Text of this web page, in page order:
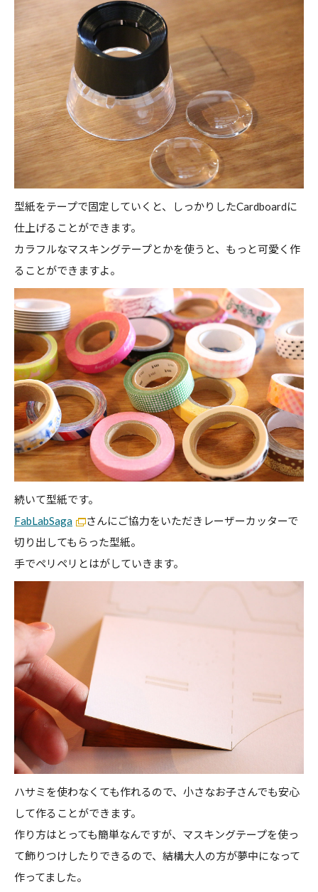
型紙をテープで固定していくと、しっかりしたCardboardに
仕上げることができます。
カラフルなマスキングテープとかを使うと、もっと可愛く作
ることができますよ。
続いて型紙です。
FabLabSaga
さんにご協力をいただきレーザーカッターで
切り出してもらった型紙。
手でペリペリとはがしていきます。
ハサミを使わなくても作れるので、小さなお子さんでも安心
して作ることができます。
作り方はとっても簡単なんですが、マスキングテープを使っ
て飾りつけしたりできるので、結構大人の方が夢中になって
作ってました。